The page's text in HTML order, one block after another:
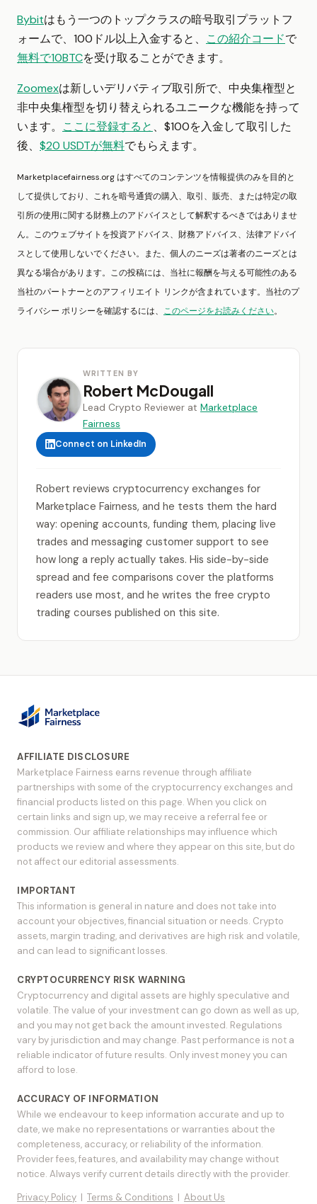
Bybitはもう一つのトップクラスの暗号取引プラットフ
ォームで、100ドル以上入金すると、 この紹介コードで
無料で10BTCを受け取ることができます。
Zoomexは新しいデリバティブ取引所で、中央集権型と
非中央集権型を切り替えられるユニークな機能を持って
います。 ここに登録すると 、$100を入金して取引した
後、 $20 USDTが無料でもらえます。
Marketplacefairness.org はすべてのコンテンツを情報提供のみを目的と
して提供しており、これを暗号通貨の購入、取引、販売、または特定の取
引所の使用に関する財務上のアドバイスとして解釈するべきではありませ
ん。このウェブサイトを投資アドバイス、財務アドバイス、法律アドバイ
スとして使用しないでください。また、個人のニーズは著者のニーズとは
異なる場合があります。この投稿には、当社に報酬を与える可能性のある
当社のパートナーとのアフィリエイト リンクが含まれています。当社のプ
ライバシー ポリシーを確認するには、 このページをお読みください。
WRITTEN BY
Robert McDougall
Lead Crypto Reviewer at Marketplace
Fairness
Connect on LinkedIn
Robert reviews cryptocurrency exchanges for
Marketplace Fairness, and he tests them the hard
way: opening accounts, funding them, placing live
trades and messaging customer support to see
how long a reply actually takes. His side-by-side
spread and fee comparisons cover the platforms
readers use most, and he writes the free crypto
trading courses published on this site.
AFFILIATE DISCLOSURE
Marketplace Fairness earns revenue through affiliate
partnerships with some of the cryptocurrency exchanges and
financial products listed on this page. When you click on
certain links and sign up, we may receive a referral fee or
commission. Our affiliate relationships may influence which
products we review and where they appear on this site, but do
not affect our editorial assessments.
IMPORTANT
This information is general in nature and does not take into
account your objectives, financial situation or needs. Crypto
assets, margin trading, and derivatives are high risk and volatile,
and can lead to significant losses.
CRYPTOCURRENCY RISK WARNING
Cryptocurrency and digital assets are highly speculative and
volatile. The value of your investment can go down as well as up,
and you may not get back the amount invested. Regulations
vary by jurisdiction and may change. Past performance is not a
reliable indicator of future results. Only invest money you can
afford to lose.
ACCURACY OF INFORMATION
While we endeavour to keep information accurate and up to
date, we make no representations or warranties about the
completeness, accuracy, or reliability of the information.
Provider fees, features, and availability may change without
notice. Always verify current details directly with the provider.
Privacy Policy | Terms & Conditions | About Us